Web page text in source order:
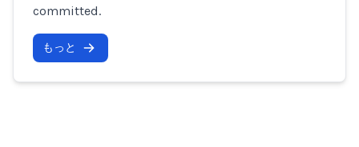
committed.
もっと